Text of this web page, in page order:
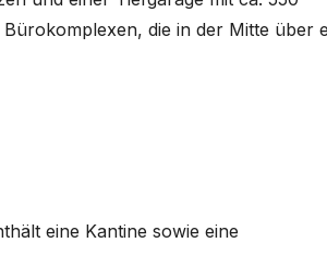
die in der Mitte über
eine Kantine sowie eine